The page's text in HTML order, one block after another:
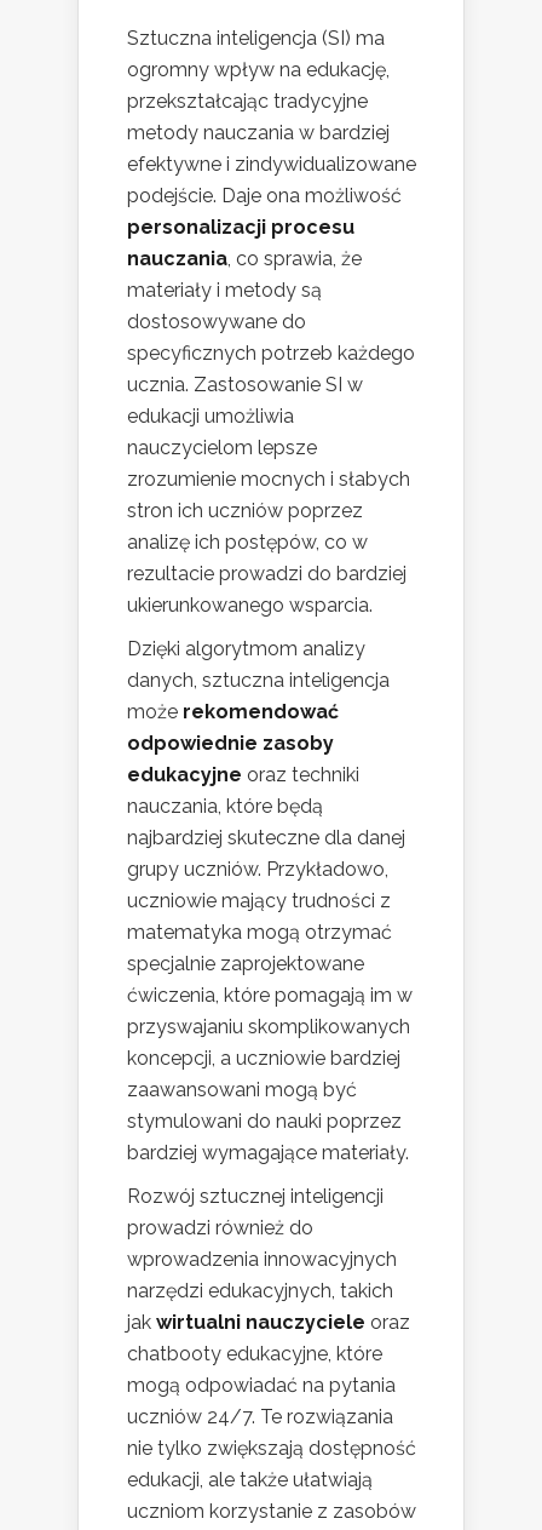
Sztuczna inteligencja (SI) ma
ogromny wpływ na edukację,
przekształcając tradycyjne
metody nauczania w bardziej
efektywne i zindywidualizowane
podejście. Daje ona możliwość
personalizacji procesu
nauczania, co sprawia, że
materiały i metody są
dostosowywane do
specyficznych potrzeb każdego
ucznia. Zastosowanie SI w
edukacji umożliwia
nauczycielom lepsze
zrozumienie mocnych i słabych
stron ich uczniów poprzez
analizę ich postępów, co w
rezultacie prowadzi do bardziej
ukierunkowanego wsparcia.
Dzięki algorytmom analizy
danych, sztuczna inteligencja
może rekomendować
odpowiednie zasoby
edukacyjne oraz techniki
nauczania, które będą
najbardziej skuteczne dla danej
grupy uczniów. Przykładowo,
uczniowie mający trudności z
matematyka mogą otrzymać
specjalnie zaprojektowane
ćwiczenia, które pomagają im w
przyswajaniu skomplikowanych
koncepcji, a uczniowie bardziej
zaawansowani mogą być
stymulowani do nauki poprzez
bardziej wymagające materiały.
Rozwój sztucznej inteligencji
prowadzi również do
wprowadzenia innowacyjnych
narzędzi edukacyjnych, takich
jak wirtualni nauczyciele oraz
chatbooty edukacyjne, które
mogą odpowiadać na pytania
uczniów 24/7. Te rozwiązania
nie tylko zwiększają dostępność
edukacji, ale także ułatwiają
uczniom korzystanie z zasobów